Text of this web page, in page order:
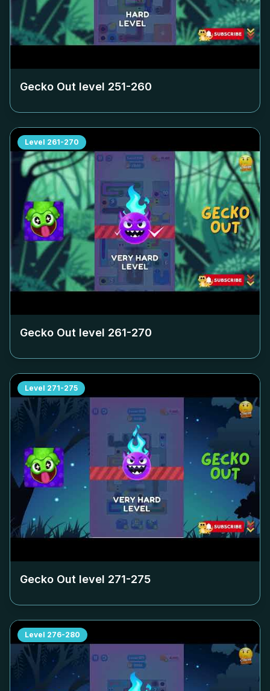
Gecko Out level 251-260
Level 261-270
Gecko Out level 261-270
Level 271-275
Gecko Out level 271-275
Level 276-280